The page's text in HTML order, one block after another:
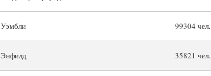
Уэмбли 99304 чел.
Энфилд 35821 чел.